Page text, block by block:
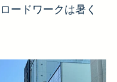
ードワークは暑く